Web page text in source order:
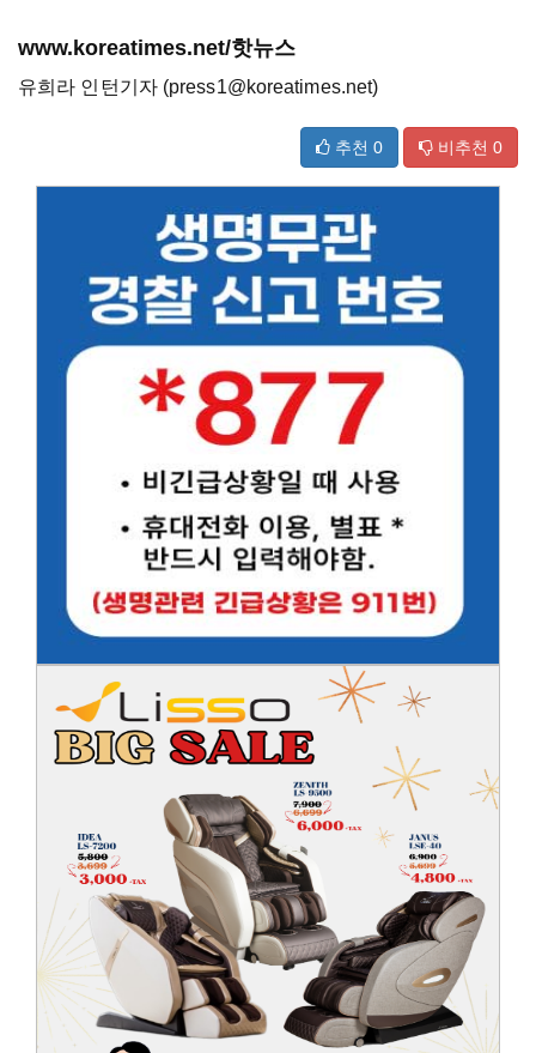
www.koreatimes.net/핫뉴스
유희라 인턴기자 (press1@koreatimes.net)
추천 0 비추천 0